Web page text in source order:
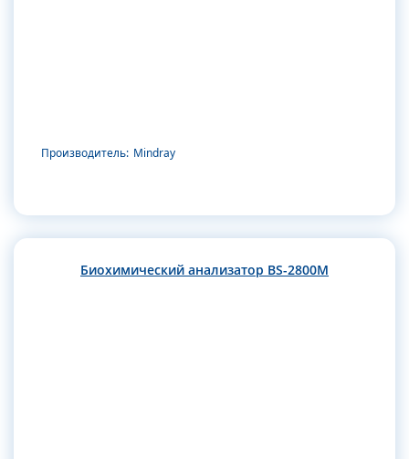
Производитель: Mindray
Биохимический анализатор BS-2800M